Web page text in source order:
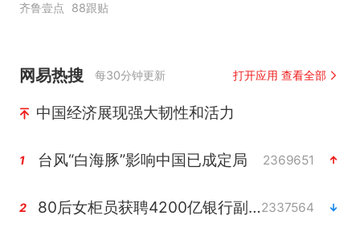
齐鲁壹点 88跟贴
网易热搜 每30分钟更新 打开应用 查看全部
中国经济展现强大韧性和活力
1 台风“白海豚”影响中国已成定局 2369651
2 80后女柜员获聘4200亿银行副行长2337564